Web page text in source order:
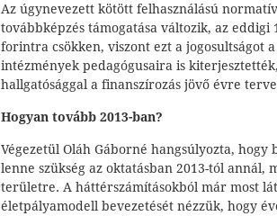
Az úgynevezett kötött felhasználású
továbbképzés támogatása változik, az eddigi
forintra csökken, viszont ezt a jogosultságot
intézmények pedagógusaira is
hallgatósággal a finanszírozás jövő évre
Hogyan tovább 2013-ban?
Végezetül Oláh Gáborné hangsúlyozta, hogy
lenne szükség az oktatásban 2013-tól annál,
területre. A háttérszámításokból már most
életpályamodell bevezetését nézzük, hogy